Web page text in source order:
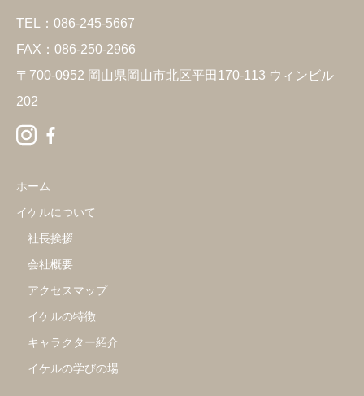
TEL：086-245-5667
FAX：086-250-2966
〒700-0952 岡山県岡山市北区平田170-113 ウィンビル
202
ホーム
イケルについて
社長挨拶
会社概要
アクセスマップ
イケルの特徴
キャラクター紹介
イケルの学びの場